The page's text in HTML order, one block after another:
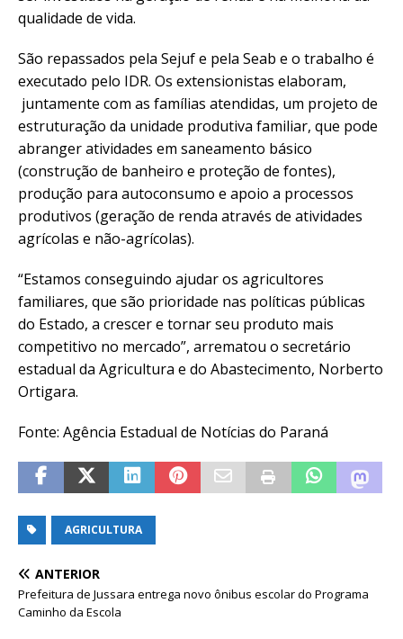
qualidade de vida.
São repassados pela Sejuf e pela Seab e o trabalho é
executado pelo IDR. Os extensionistas elaboram,
juntamente com as famílias atendidas, um projeto de
estruturação da unidade produtiva familiar, que pode
abranger atividades em saneamento básico
(construção de banheiro e proteção de fontes),
produção para autoconsumo e apoio a processos
produtivos (geração de renda através de atividades
agrícolas e não-agrícolas).
“Estamos conseguindo ajudar os agricultores
familiares, que são prioridade nas políticas públicas
do Estado, a crescer e tornar seu produto mais
competitivo no mercado”, arrematou o secretário
estadual da Agricultura e do Abastecimento, Norberto
Ortigara.
Fonte: Agência Estadual de Notícias do Paraná
AGRICULTURA
ANTERIOR
Prefeitura de Jussara entrega novo ônibus escolar do Programa
Caminho da Escola